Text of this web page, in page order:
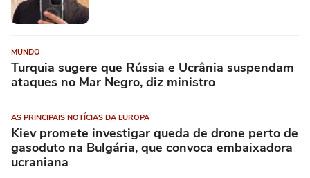
MUNDO
Turquia sugere que Rússia e Ucrânia suspendam
ataques no Mar Negro, diz ministro
AS PRINCIPAIS NOTÍCIAS DA EUROPA
Kiev promete investigar queda de drone perto de
gasoduto na Bulgária, que convoca embaixadora
ucraniana